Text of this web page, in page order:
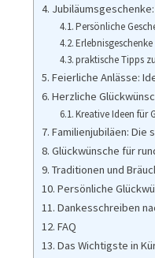
Persönliche
Erlebnisgeschenke
praktische Tipps
Feierliche Anlässe:
Herzliche
Kreative Ideen für
Familienjubiläen: Die
Glückwünsche für
Traditionen und
Persönliche
Dankesschreiben
FAQ
Das Wichtigste in